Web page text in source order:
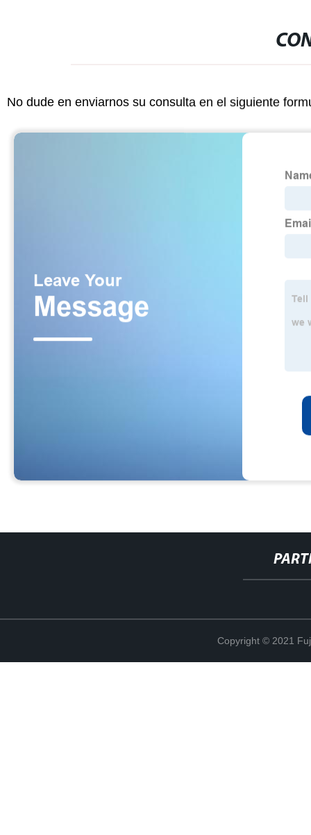
No dude en enviarnos su consulta en el siguiente
Copyright © 2021